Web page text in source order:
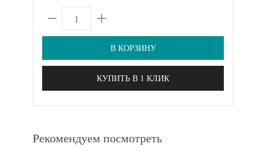
В КОРЗИНУ
КУПИТЬ В 1 КЛИК
Рекомендуем посмотреть